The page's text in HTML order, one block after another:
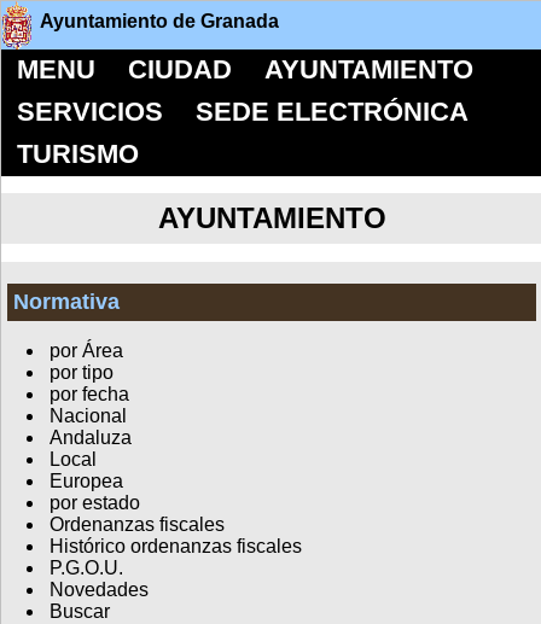
Ayuntamiento de Granada
MENU CIUDAD
AYUNTAMIENTO
SERVICIOS
SEDE ELECTRÓNICA
TURISMO
AYUNTAMIENTO
Normativa
por Área
por tipo
por fecha
Nacional
Andaluza
Local
Europea
por estado
Ordenanzas fiscales
Histórico ordenanzas fiscales
P.G.O.U.
Novedades
Buscar